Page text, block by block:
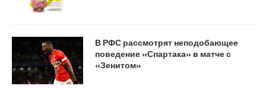
В РФС рассмотрят неподобающее
поведение «Спартака» в матче с
«Зенитом»